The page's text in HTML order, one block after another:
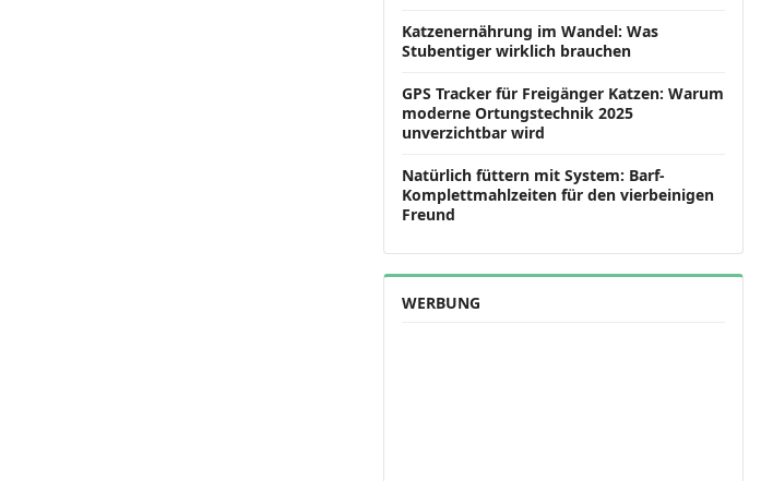
Katzenernährung im Wandel: Was
Stubentiger wirklich brauchen
GPS Tracker für Freigänger Katzen: Warum
moderne Ortungstechnik 2025
unverzichtbar wird
Natürlich füttern mit System: Barf-
Komplettmahlzeiten für den vierbeinigen
Freund
WERBUNG